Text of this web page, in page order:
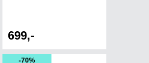
699,-
70%